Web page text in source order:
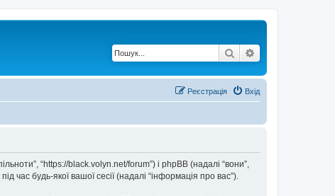
Пошук
Вхід
Реєстрація
“https://black.volyn.net/forum”) і phpBB (надалі “вони”,
час будь-якої вашої сесії (надалі “інформація про вас”).